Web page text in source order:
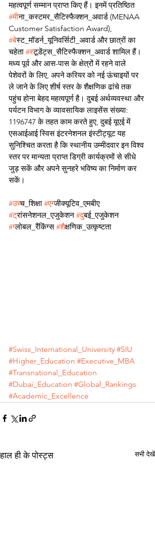
महत्वपूर्ण सम्मान प्राप्त किए हैं। इनमें प्रतिष्ठित
#मीना_कस्टमर_सैटिस्फैक्शन_अवार्ड (MENAA
Customer Satisfaction Award),
#बेस्ट_मॉडर्न_यूनिवर्सिटी_अवार्ड और छात्रों का
चहेता #स्टूडेंट्स_सैटिस्फैक्शन_अवार्ड शामिल हैं।
मध्य पूर्व और आस-पास के क्षेत्रों में रहने वाले
पेशेवरों के लिए, अपने करियर को नई ऊंचाइयों पर
ले जाने के लिए शीर्ष स्तर के शैक्षणिक ढांचे तक
पहुंच होना बेहद महत्वपूर्ण है। दुबई अर्थव्यवस्था और
पर्यटन विभाग के व्यावसायिक लाइसेंस संख्या:
1196747 के तहत काम करते हुए, दुबई यूएई में
एसआईआई स्विस इंटरनेशनल इंस्टीट्यूट यह
सुनिश्चित करता है कि स्थानीय उम्मीदवार इन विश्व
स्तर पर मान्यता प्राप्त डिग्री कार्यक्रमों से सीधे
जुड़ सकें और अपने सुनहरे भविष्य का निर्माण कर
सकें।
#उच्च_शिक्षा #एग्जीक्यूटिव_एमबीए
#ट्रांसनेशनल_एजुकेशन #दुबई_एजुकेशन
#ग्लोबल_रैंकिंग्स #शैक्षणिक_उत्कृष्टता
#Swiss_International_University #SIU
#Higher_Education #Executive_MBA
#Transnational_Education
#Dubai_Education #Global_Rankings
#Academic_Excellence
हाल ही के पोस्ट्स सभी देखें